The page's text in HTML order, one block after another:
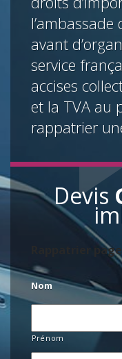
avant
service
accises
et la TVA au
rappatrier
Devis
Rappatrier
Nom
Prénom